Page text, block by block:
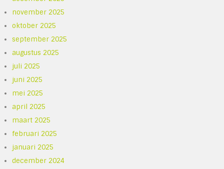
november 2025
oktober 2025
september 2025
augustus 2025
juli 2025
juni 2025
mei 2025
april 2025
maart 2025
februari 2025
januari 2025
december 2024